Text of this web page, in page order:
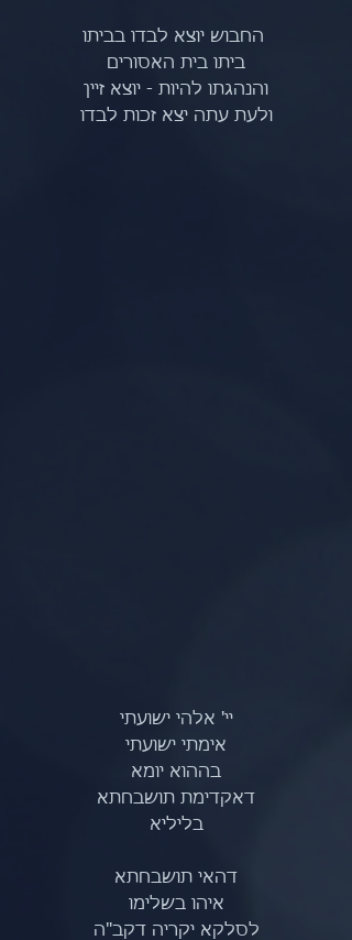
ביתו בית האסורים
והנהגתו להיות - יוצא זיין
ולעת עתה יצא זכות לבדו
יי' אלהי ישועתי
אימתי ישועתי
בההוא יומא
דאקדימת תושבחתא
בליליא
דהאי תושבחתא
איהו בשלימו
לסלקא יקריה דקב"ה